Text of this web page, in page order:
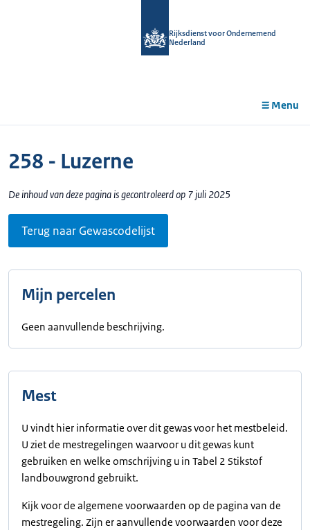
Rijksdienst voor Ondernemend
Nederland
Menu
258 - Luzerne
De inhoud van deze pagina is gecontroleerd op 7 juli 2025
Terug naar Gewascodelijst
Mijn percelen
Geen aanvullende beschrijving.
Mest
U vindt hier informatie over dit gewas voor het mestbeleid.
U ziet de mestregelingen waarvoor u dit gewas kunt
gebruiken en welke omschrijving u in Tabel 2 Stikstof
landbouwgrond gebruikt.
Kijk voor de algemene voorwaarden op de pagina van de
mestregeling. Zijn er aanvullende voorwaarden voor deze